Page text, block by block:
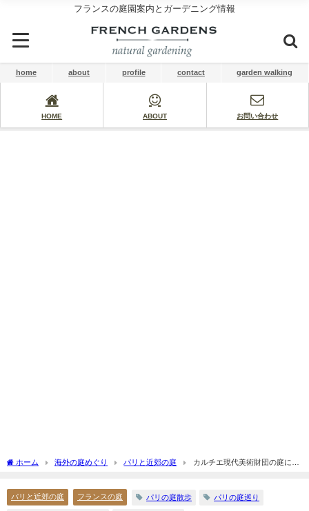
フランスの庭園案内とガーデニング情報
home about profile contact garden walking
HOME ABOUT お問い合わせ
ホーム 海外の庭めぐり パリと近郊の庭
カルチエ現代美術財団の庭に行
パリと近郊の庭 フランスの庭 パリの庭散歩 パリの庭巡り